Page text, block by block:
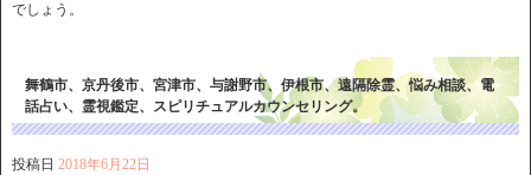
でしょう。
舞鶴市、京丹後市、宮津市、与謝野市、伊根市、遠隔除霊、悩み相談、電
話占い、霊視鑑定、スピリチュアルカウンセリング。
投稿日 2018年6月22日